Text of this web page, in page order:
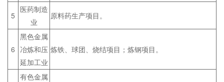
5
医药制造
业
原料药生产项目。
6
黑色金属
冶炼和压
延加工业
炼铁、球团、烧结项目；炼钢项目。
有色金属